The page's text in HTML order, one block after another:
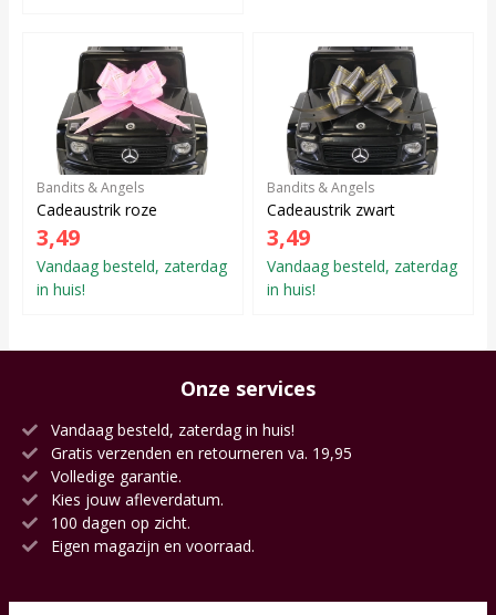
Bandits & Angels
Cadeaustrik roze
3,49
Vandaag besteld, zaterdag
in huis!
Bandits & Angels
Cadeaustrik zwart
3,49
Vandaag besteld, zaterdag
in huis!
Onze services
Vandaag besteld, zaterdag in huis!
Gratis verzenden en retourneren va. 19,95
Volledige garantie.
Kies jouw afleverdatum.
100 dagen op zicht.
Eigen magazijn en voorraad.